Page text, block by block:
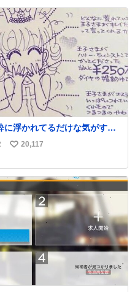
ね
数
に浮かれてるだけな気がする
に自分の市場価値的なものを
ボサボ
も可愛いね」が止まらない。
遠に髪撫でてきて作業進まな
私より綺麗な手やめてもろて とか言う
い
ね
数
20,117